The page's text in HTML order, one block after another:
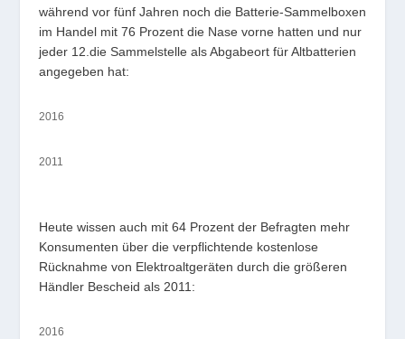
während vor fünf Jahren noch die Batterie-Sammelboxen
im Handel mit 76 Prozent die Nase vorne hatten und nur
jeder 12.die Sammelstelle als Abgabeort für Altbatterien
angegeben hat:
2016
2011
Heute wissen auch mit 64 Prozent der Befragten mehr
Konsumenten über die verpflichtende kostenlose
Rücknahme von Elektroaltgeräten durch die größeren
Händler Bescheid als 2011:
2016